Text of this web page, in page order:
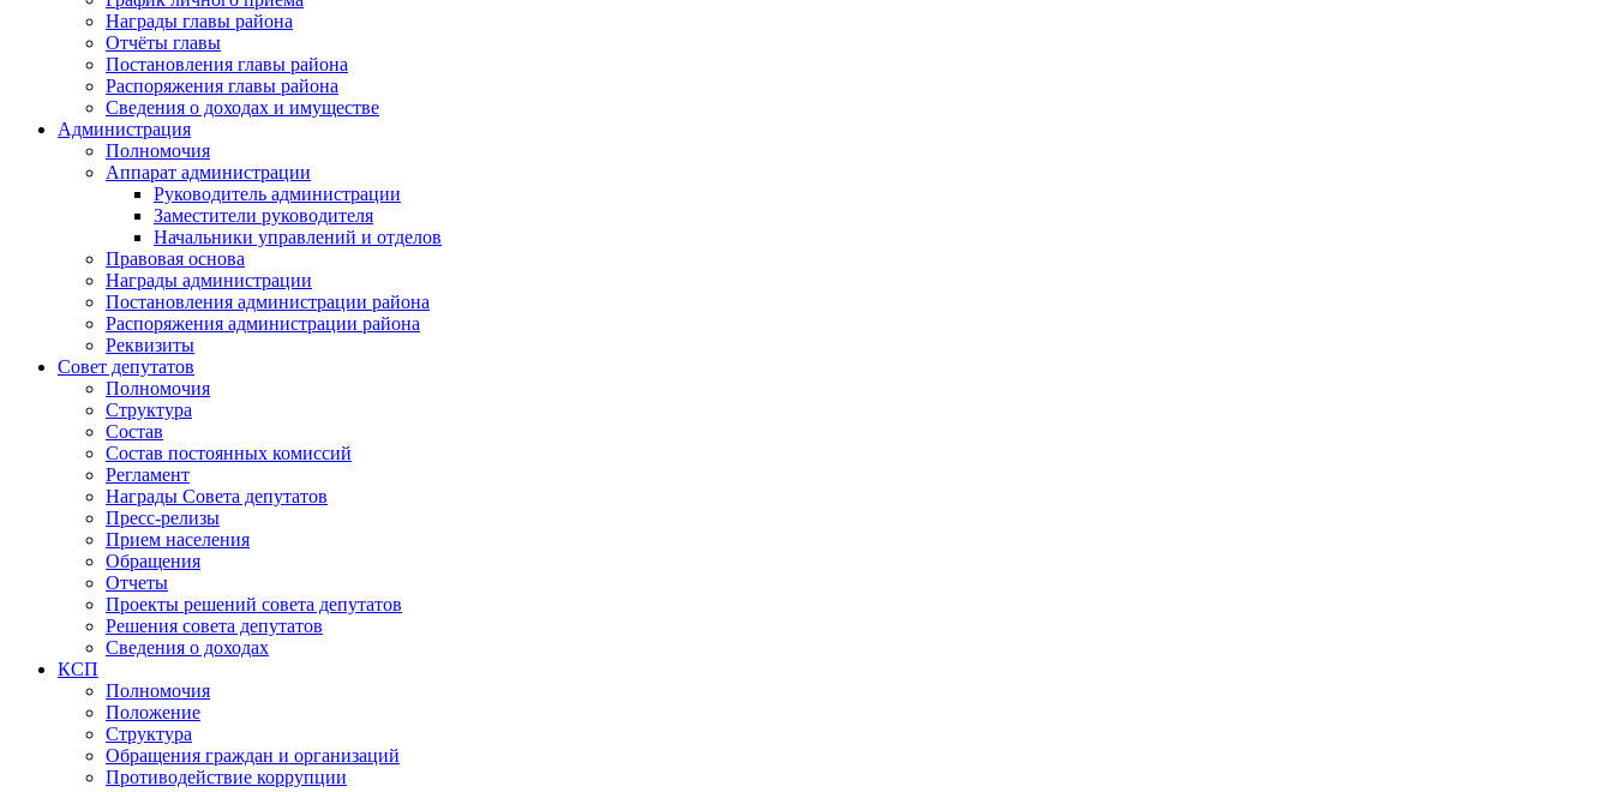
Награды главы района
Отчёты главы
Постановления главы района
Распоряжения главы района
Сведения о доходах и имуществе
Администрация
Полномочия
Аппарат администрации
Руководитель администрации
Заместители руководителя
Начальники управлений и отделов
Правовая основа
Награды администрации
Постановления администрации района
Распоряжения администрации района
Реквизиты
Совет депутатов
Полномочия
Структура
Состав
Состав постоянных комиссий
Регламент
Награды Совета депутатов
Пресс-релизы
Прием населения
Обращения
Отчеты
Проекты решений совета депутатов
Решения совета депутатов
Сведения о доходах
КСП
Полномочия
Положение
Структура
Обращения граждан и организаций
Противодействие коррупции